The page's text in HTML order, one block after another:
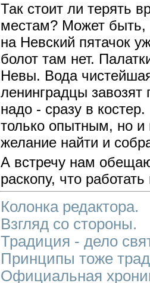
Так стоит ли терять
местам? Может быть,
на Невский пятачок
болот там нет.
Невы. Вода
ленинградцы
надо - сразу в
только опытным, но
желание найти и
А встречу нам
раскопу, что
Колонка редактора.
Взгляд со стороны.
Традиция - дело
Принципы тоже
Официальная